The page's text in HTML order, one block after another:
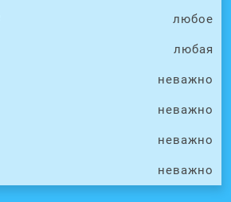
любое
любая
неважно
неважно
неважно
неважно